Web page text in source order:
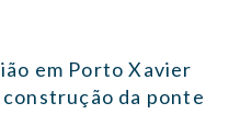
em Porto Xavier
da ponte